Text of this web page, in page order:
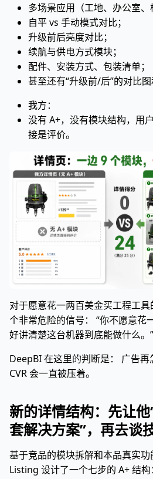
多场景应用（工地、办公室、
自平 vs 手动模式对比；
升级前后亮度对比；
续航与供电方式模块；
配件、安装方式、包装清单；
甚至还有“升级前/后”的对比图
我方：
没有 A+，没有模块结构，用
接是评价。
对于愿意花一两百美金买工程工
个非常危险的信号： “你不愿意花
好讲清楚这台机器到底能做什么。”
DeepBI 在这里的判断是： 广告再
CVR 会一直被压着。
新的详情结构：先让
套解决方案”，再去谈
基于竞品的模块拆解和本品真实
Listing 设计了一个七步的 A+ 结构：